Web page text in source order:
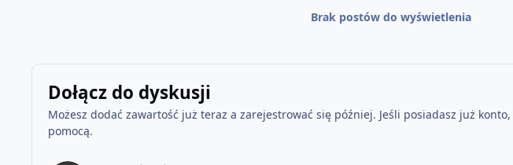
Brak postów do wyświetlenia
Dołącz do dyskusji
Możesz dodać zawartość już teraz a zarejestrować się później. Jeśli posiadasz już konto,
pomocą.